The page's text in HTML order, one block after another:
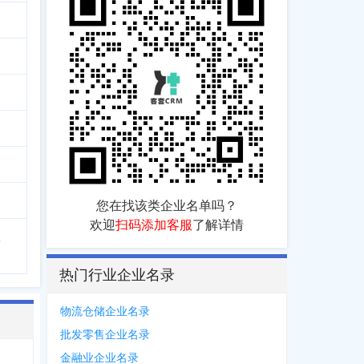
您在找该类企业名单吗？
欢迎扫码添加客服了解详情
热门行业企业名录
物流仓储企业名录
批发零售企业名录
金融业企业名录